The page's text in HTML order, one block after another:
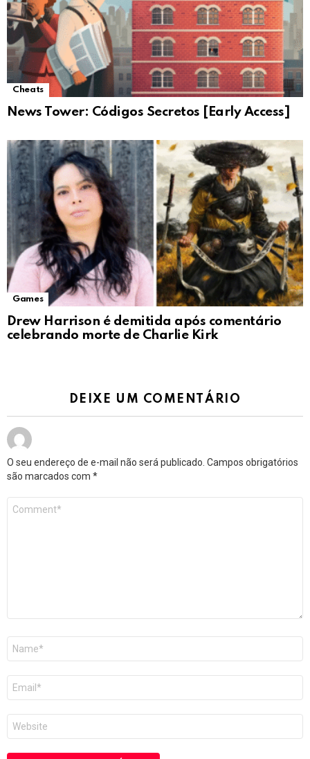
Cheats
News Tower: Códigos Secretos [Early Access]
Games
Drew Harrison é demitida após comentário
celebrando morte de Charlie Kirk
DEIXE UM COMENTÁRIO
O seu endereço de e-mail não será publicado. Campos obrigatórios
são marcados com *
mail
*